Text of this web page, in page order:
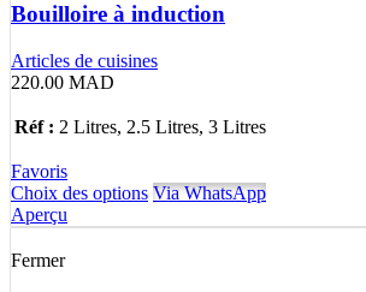
Bouilloire à induction
Articles de cuisines
220.00 MAD
Réf : 2 Litres, 2.5 Litres, 3 Litres
Favoris
Choix des options Via WhatsApp
Aperçu
Fermer